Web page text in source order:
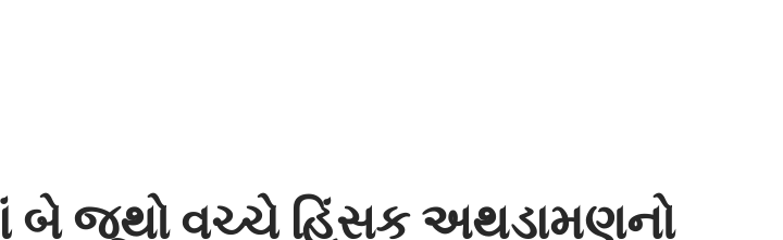
બે જૂથો વચ્ચે હિંસક અથડામણનો